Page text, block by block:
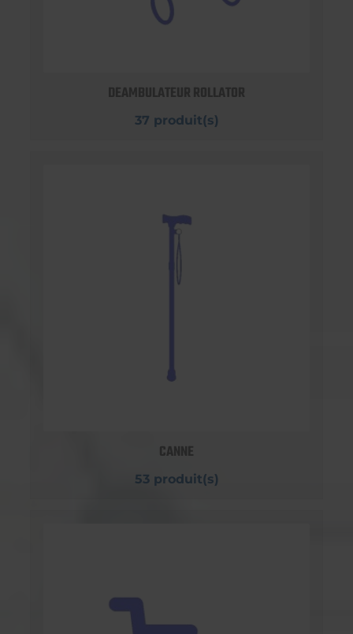
DEAMBULATEUR ROLLATOR
37 produit(s)
CANNE
53 produit(s)